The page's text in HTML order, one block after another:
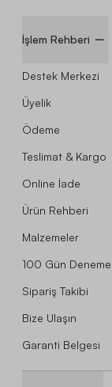
İşlem Rehberi
Destek Merkezi
Üyelik
Ödeme
Teslimat & Kargo
Online İade
Ürün Rehberi
Malzemeler
100 Gün Deneme
Sipariş Takibi
Bize Ulaşın
Garanti Belgesi